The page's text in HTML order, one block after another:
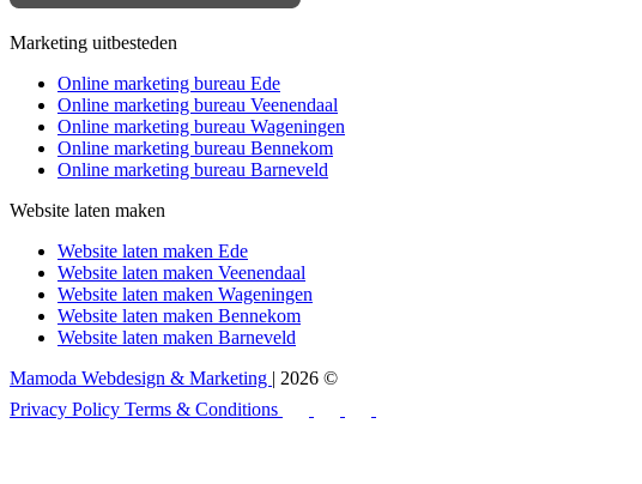
Marketing uitbesteden
Online marketing bureau Ede
Online marketing bureau Veenendaal
Online marketing bureau Wageningen
Online marketing bureau Bennekom
Online marketing bureau Barneveld
Website laten maken
Website laten maken Ede
Website laten maken Veenendaal
Website laten maken Wageningen
Website laten maken Bennekom
Website laten maken Barneveld
Mamoda Webdesign & Marketing | 2026 ©
Privacy Policy Terms & Conditions